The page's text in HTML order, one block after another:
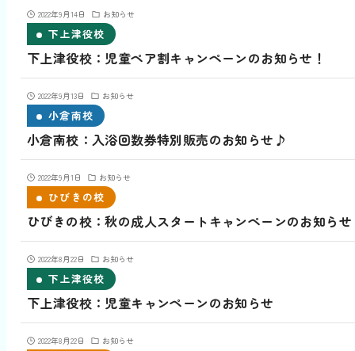
2022年9月14日 お知らせ
下上津役校
下上津役校：児童ペア割キャンペーンのお知らせ！
2022年9月13日 お知らせ
小倉南校
小倉南校：入浴回数券特別販売のお知らせ♪
2022年9月1日 お知らせ
ひびきの校
ひびきの校：秋の成人スタートキャンペーンのお知らせ
2022年8月22日 お知らせ
下上津役校
下上津役校：児童キャンペーンのお知らせ
2022年8月22日 お知らせ